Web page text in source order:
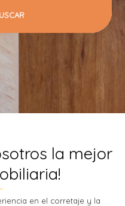
la mejor
en el corretaje y la